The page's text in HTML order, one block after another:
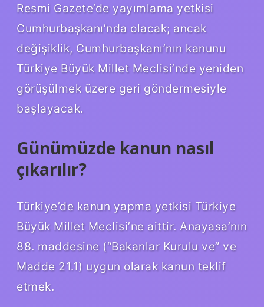
Resmi Gazete’de yayımlama yetkisi
Cumhurbaşkanı’nda olacak; ancak
değişiklik, Cumhurbaşkanı’nın kanunu
Türkiye Büyük Millet Meclisi’nde yeniden
görüşülmek üzere geri göndermesiyle
başlayacak.
Günümüzde kanun nasıl
çıkarılır?
Türkiye’de kanun yapma yetkisi Türkiye
Büyük Millet Meclisi’ne aittir. Anayasa’nın
88. maddesine (“Bakanlar Kurulu ve” ve
Madde 21.1) uygun olarak kanun teklif
etmek.